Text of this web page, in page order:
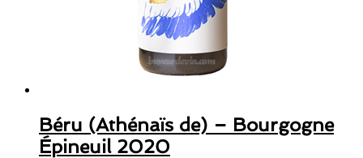
Béru (Athénaïs de) – Bourgogne
Épineuil 2020